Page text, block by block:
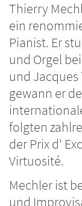
Thierry
ein
Pianist. Er
und Orgel
und Jacques
gewann er
folgten
der Prix d'
Virtuosité.
Mechler ist
und